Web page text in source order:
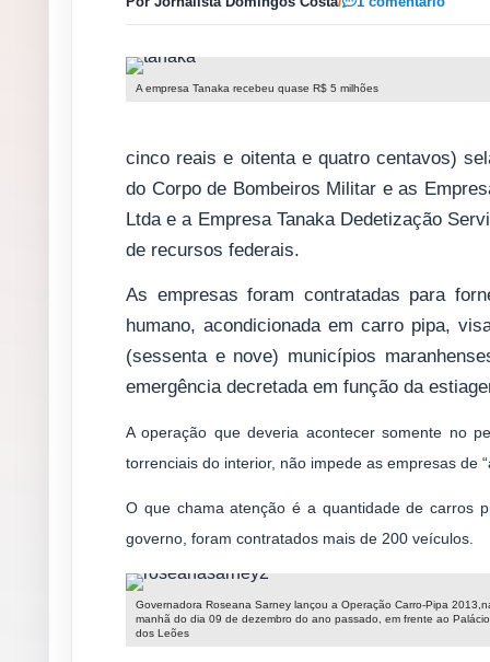
A empresa Tanaka recebeu quase R$ 5 milhões
cinco reais e oitenta e quatro centavos)
do Corpo de Bombeiros Militar e as
Ltda e a Empresa Tanaka Dedetização
de recursos federais.
As empresas foram contratadas para
humano, acondicionada em carro pipa,
(sessenta e nove) municípios
emergência decretada em função da
A operação que deveria acontecer somente no
torrenciais do interior, não impede as empresas de
O que chama atenção é a quantidade de carros
governo, foram contratados mais de 200 veículos.
Governadora Roseana Sarney lançou a Operação Carro-Pipa
manhã do dia 09 de dezembro do ano passado, em frente ao Palácio
dos Leões